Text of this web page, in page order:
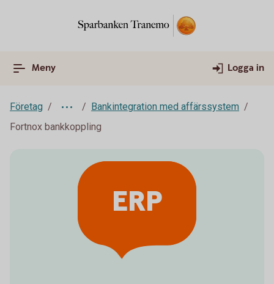
Meny Logga in
Företag
Bankintegration med affärssystem
Fortnox bankkoppling
ERP